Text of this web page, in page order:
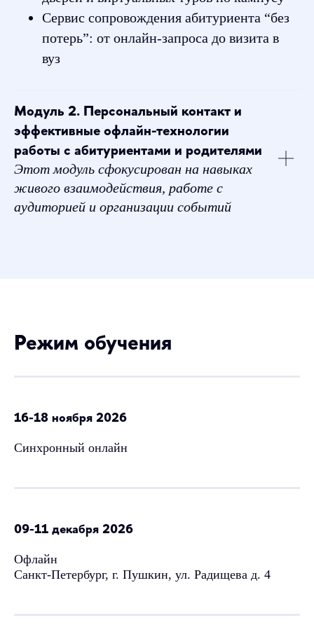
Сервис сопровождения абитуриента “без
потерь”: от онлайн-запроса до визита в
вуз
Модуль 2. Персональный контакт и
эффективные офлайн-технологии
работы с абитуриентами и родителями
Этот модуль сфокусирован на навыках
живого взаимодействия, работе с
аудиторией и организации событий
Режим обучения
16-18 ноября 2026
Синхронный онлайн
09-11 декабря 2026
Офлайн
Санкт-Петербург, г. Пушкин, ул. Радищева д. 4